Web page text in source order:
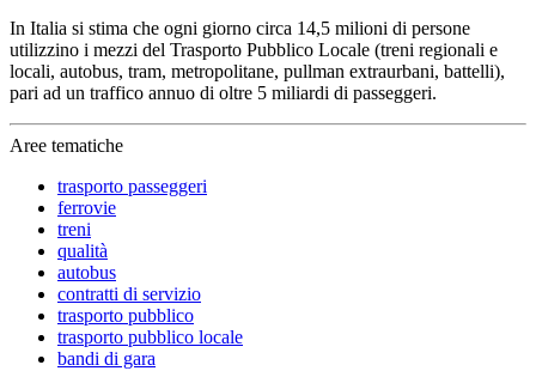
In Italia si stima che ogni giorno circa 14,5 milioni di persone
utilizzino i mezzi del Trasporto Pubblico Locale (treni regionali e
locali, autobus, tram, metropolitane, pullman extraurbani, battelli),
pari ad un traffico annuo di oltre 5 miliardi di passeggeri.
Aree tematiche
trasporto passeggeri
ferrovie
treni
qualità
autobus
contratti di servizio
trasporto pubblico
trasporto pubblico locale
bandi di gara